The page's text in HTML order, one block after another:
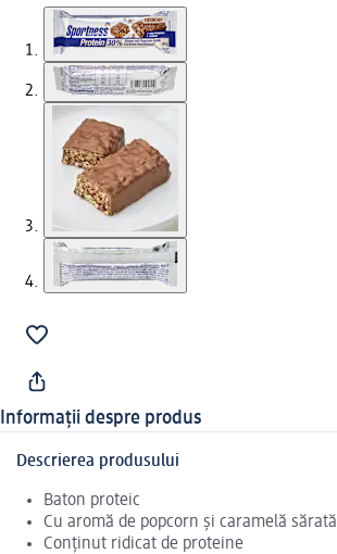
Informații despre produs
Descrierea produsului
Baton proteic
Cu aromă de popcorn și caramelă sărată
Conținut ridicat de proteine